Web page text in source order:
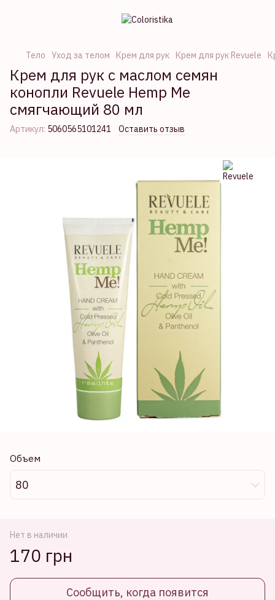
Тело Уход за телом Крем для рук Крем для рук Revuele
Крем для рук с маслом семян
конопли Revuele Hemp Me
смягчающий 80 мл
Артикул: 5060565101241 Оставить отзыв
Объем
80
Нет в наличии
170 грн
Сообщить, когда появится